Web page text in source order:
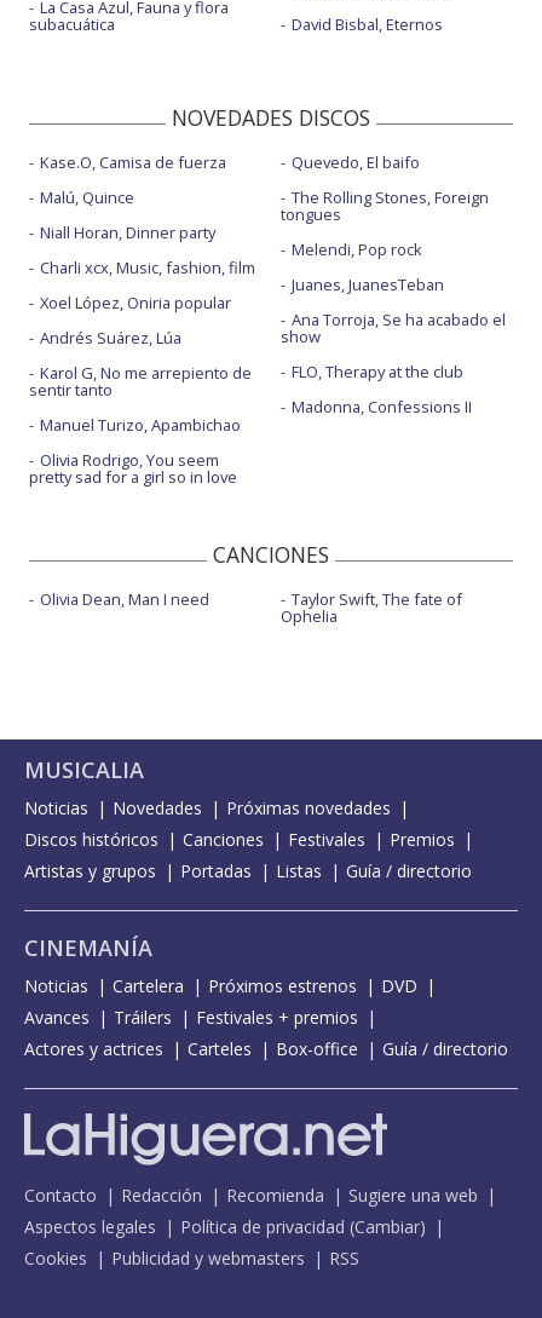
La Casa Azul, Fauna y flora
subacuática
David Bisbal, Eternos
NOVEDADES DISCOS
Kase.O, Camisa de fuerza
Malú, Quince
Niall Horan, Dinner party
Charli xcx, Music, fashion, film
Xoel López, Oniria popular
Andrés Suárez, Lúa
Karol G, No me arrepiento de
sentir tanto
Manuel Turizo, Apambichao
Olivia Rodrigo, You seem
pretty sad for a girl so in love
Quevedo, El baifo
The Rolling Stones, Foreign
tongues
Melendi, Pop rock
Juanes, JuanesTeban
Ana Torroja, Se ha acabado el
show
FLO, Therapy at the club
Madonna, Confessions II
CANCIONES
Olivia Dean, Man I need Taylor Swift, The fate of
Ophelia
MUSICALIA
Noticias Novedades
Próximas novedades
Discos históricos
Canciones Festivales
Premios
Artistas y grupos
Portadas Listas Guía / directorio
CINEMANÍA
Noticias Cartelera Próximos estrenos
DVD
Avances
Tráilers
Festivales + premios
Actores y actrices
Carteles Box-office Guía / directorio
Contacto Redacción Recomienda
Sugiere una web
Aspectos legales
Política de privacidad (Cambiar)
Cookies
Publicidad y webmasters RSS